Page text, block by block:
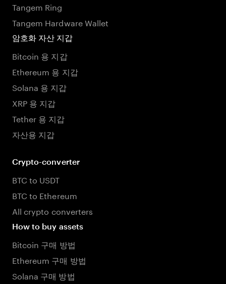
Tangem Ring
Tangem Hardware Wallet
암호화 자산 지갑
Bitcoin 용 지갑
Ethereum 용 지갑
Solana 용 지갑
XRP 용 지갑
Tether 용 지갑
자산용 지갑
Crypto-converter
BTC to USDT
BTC to Ethereum
All crypto converters
How to buy assets
Bitcoin 구매 방법
Ethereum 구매 방법
Solana 구매 방법